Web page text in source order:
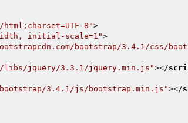
8">
initial-scale=1">
bootstrap/3.4.1/css/boot
libs/jquery/3.3.1/jquery.min.js"></scri
bootstrap/3.4.1/js/bootstrap.min.js"></s